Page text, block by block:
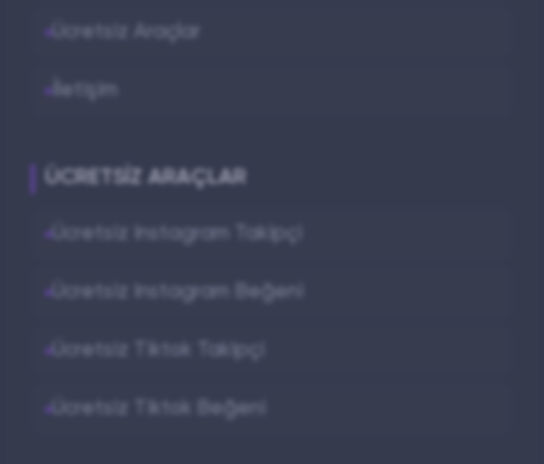
Ücretsiz Araçlar
İletişim
ÜCRETSIZ ARAÇLAR
Ücretsiz Instagram Takipçi
Ücretsiz Instagram Beğeni
Ücretsiz Tiktok Takipçi
Ücretsiz Tiktok Beğeni